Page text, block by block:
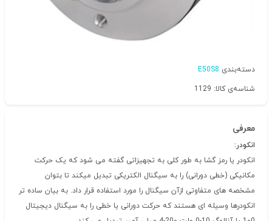
دسته‌بندی E50S8
شناسه‌ی کالا: 1129
معرفی
انکودر:
انکودر یا رمز گشا به طور کلی به تجهیزاتی گفته می شود که یک حرکت
مکانیکی (خطی دورانی) را به سیگنال الکتریکی تبدیل میکند تا بتوان
مشخصه های متفاوتی ازآن سیگنال را مورد استفاده قرار داد. به بیان ساده تر
انکودرها وسیله ای هستند که حرکت دورانی یا خطی را به سیگنال دیجیتال